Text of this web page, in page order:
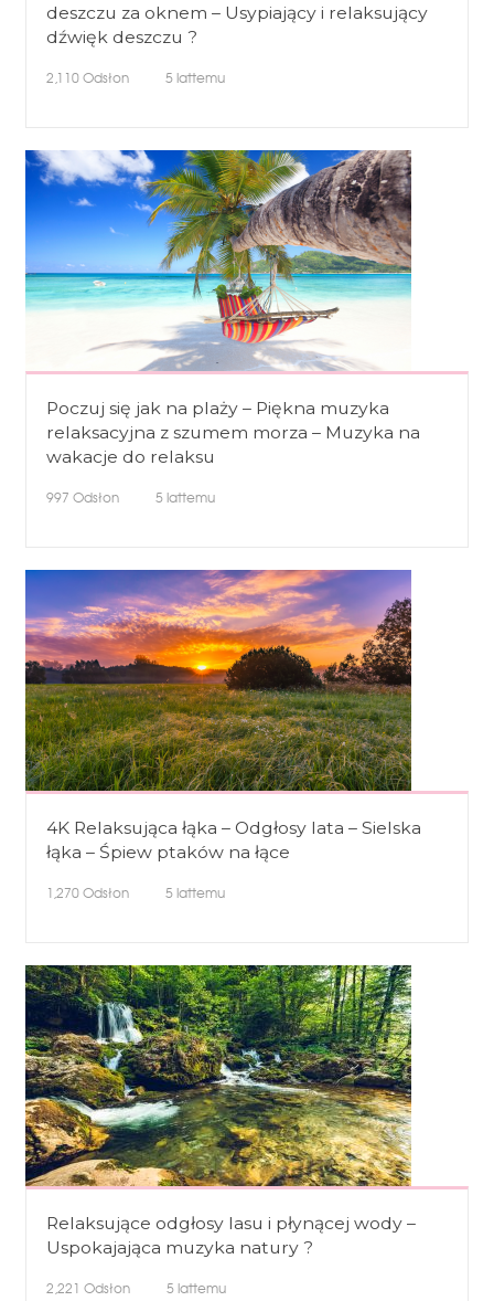
deszczu za oknem – Usypiający i relaksujący
dźwięk deszczu ?
2,110Odsłon 5 lattemu
Poczuj się jak na plaży – Piękna muzyka
relaksacyjna z szumem morza – Muzyka na
wakacje do relaksu
997 Odsłon 5 lattemu
4K Relaksująca łąka – Odgłosy lata – Sielska
łąka – Śpiew ptaków na łące
1,270Odsłon 5 lattemu
Relaksujące odgłosy lasu i płynącej wody –
Uspokajająca muzyka natury ?
2,221 Odsłon 5 lattemu